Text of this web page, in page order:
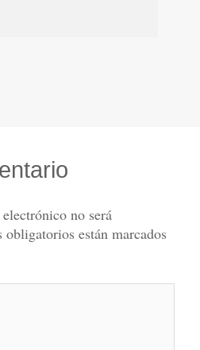
no será
obligatorios están marcados